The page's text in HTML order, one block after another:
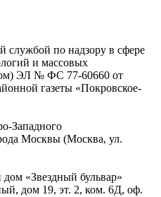
службой по надзору в сфере
и массовых
ЭЛ № ФС 77-60660 от
газеты «Покровское-
Западного
Москвы (Москва, ул.
«Звездный бульвар»
дом 19, эт. 2, ком. 6Д, оф.